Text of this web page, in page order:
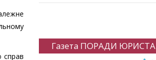
справ
Газета ПОРАДИ ЮРИСТА